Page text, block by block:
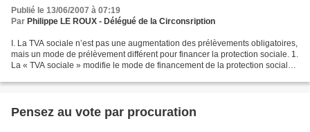
Publié le 13/06/2007 à 07:19
Par Philippe LE ROUX - Délégué de la Circonsription
I. La TVA sociale n’est pas une augmentation des prélèvements obligatoires,
mais un mode de prélèvement différent pour financer la protection sociale. 1.
La « TVA sociale » modifie le mode de financement de la protection sociale :
Pensez au vote par procuration